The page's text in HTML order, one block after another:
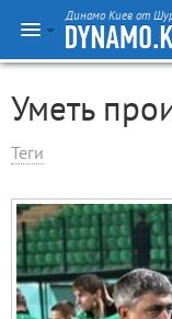
Динамо Киев от
Уметь
Теги